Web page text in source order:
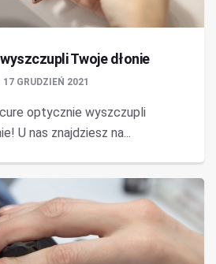
Twoje dłonie
17 GRUDZIEŃ 2021
optycznie wyszczupli
U nas znajdziesz na...